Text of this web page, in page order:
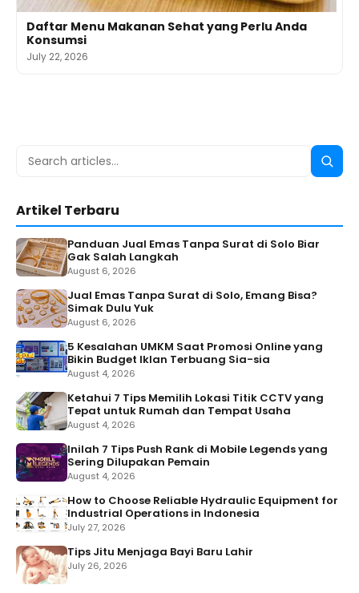
Daftar Menu Makanan Sehat yang Perlu Anda
Konsumsi
July 22, 2026
Search
Search
Artikel Terbaru
Panduan Jual Emas Tanpa Surat di Solo Biar
Gak Salah Langkah
August 6, 2026
Jual Emas Tanpa Surat di Solo, Emang Bisa?
Simak Dulu Yuk
August 6, 2026
5 Kesalahan UMKM Saat Promosi Online yang
Bikin Budget Iklan Terbuang Sia-sia
August 4, 2026
Ketahui 7 Tips Memilih Lokasi Titik CCTV yang
Tepat untuk Rumah dan Tempat Usaha
August 4, 2026
Inilah 7 Tips Push Rank di Mobile Legends yang
Sering Dilupakan Pemain
August 4, 2026
How to Choose Reliable Hydraulic Equipment for
Industrial Operations in Indonesia
July 27, 2026
Tips Jitu Menjaga Bayi Baru Lahir
July 26, 2026